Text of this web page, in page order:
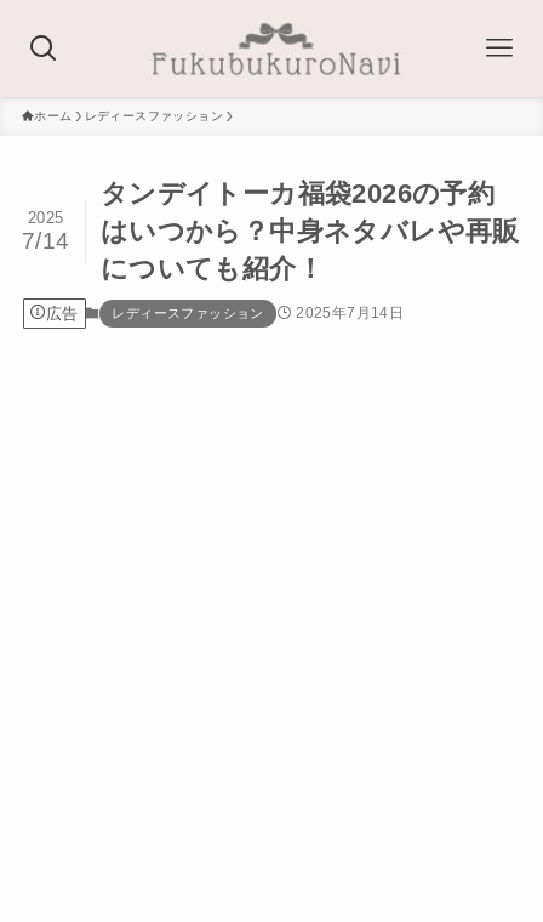
ホーム レディースファッション
タンデイトーカ福袋2026の予約
はいつから？中身ネタバレや再販
についても紹介！
2025
7/14
広告 レディースファッション 2025年7月14日